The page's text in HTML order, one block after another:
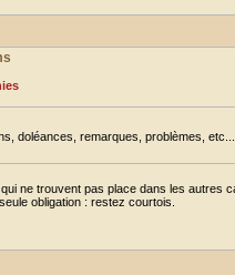
doléances, remarques, problèmes,
ne trouvent pas place dans les autres
obligation : restez courtois.